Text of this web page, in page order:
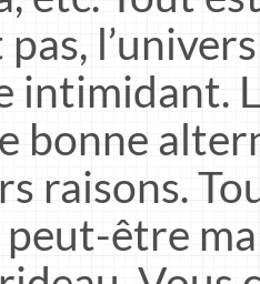
intimidant.
bonne
raisons.
être